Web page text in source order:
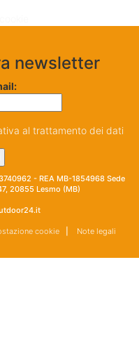
newsletter
al trattamento dei dati
- REA MB-1854968 Sede
20855 Lesmo (MB)
cookie| Note legali